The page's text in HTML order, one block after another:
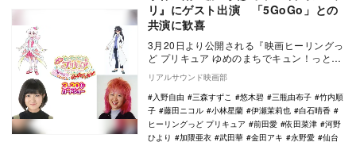
リ』にゲスト出演 「5GoGo」との
共演に歓喜
3月20日より公開される『映画ヒーリングっ
ど プリキュア ゆめのまちでキュン！っと
GoGo！大変身！！』に、小林星蘭と勝生真
沙子…
リアルサウンド映画部
入野自由
三森すずこ 悠木碧 三瓶由布子
竹内順
子
藤田ニコル 小林星蘭 伊瀬茉莉也
白石晴香
ヒーリングっど プリキュア
前田愛 依田菜津
河野
ひより
加隈亜衣 武田華 金田アキ 永野愛
仙台